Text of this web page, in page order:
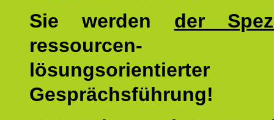
Sie werden der
lösungsorientierter
Gesprächsführung!